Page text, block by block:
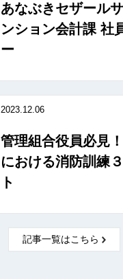
あなぶきセザール
ンション会計課 社
ー
2023.12.06
管理組合役員必見
における消防訓練
ト
記事一覧はこちら